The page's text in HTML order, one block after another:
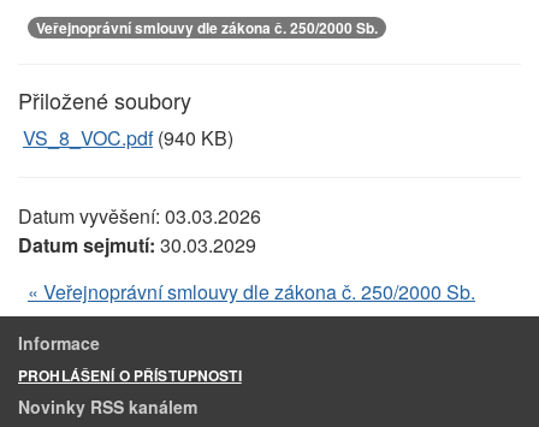
Veřejnoprávní smlouvy dle zákona č. 250/2000 Sb.
Přiložené soubory
VS_8_VOC.pdf(940 KB)
Datum vyvěšení: 03.03.2026
Datum sejmutí: 30.03.2029
« Veřejnoprávní smlouvy dle zákona č. 250/2000 Sb.
Informace
PROHLÁŠENÍ O PŘÍSTUPNOSTI
Novinky RSS kanálem